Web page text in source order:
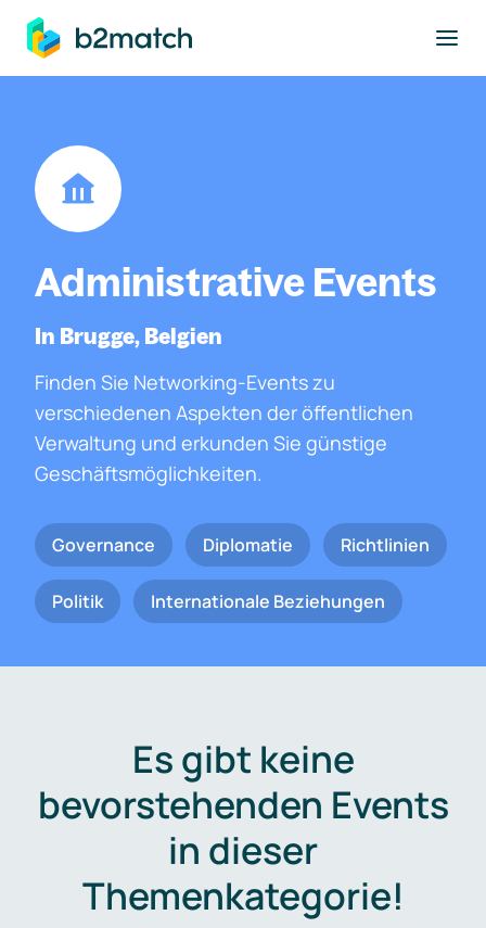
springen
Administrative Events
In Brugge, Belgien
Finden Sie Networking-Events zu
verschiedenen Aspekten der öffentlichen
Verwaltung und erkunden Sie günstige
Geschäftsmöglichkeiten.
Governance Diplomatie Richtlinien
Politik Internationale Beziehungen
Es gibt keine
bevorstehenden Events
in dieser
Themenkategorie!